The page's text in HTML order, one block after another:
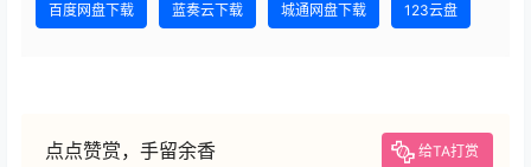
百度网盘下载 蓝奏云下载 城通网盘下载 123云盘
点点赞赏，手留余香 给TA打赏